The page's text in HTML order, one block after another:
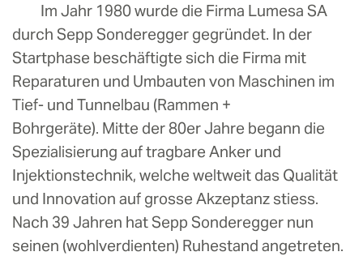
Im Jahr 1980 wurde die Firma Lumesa SA
durch Sepp Sonderegger gegründet. In der
Startphase beschäftigte sich die Firma mit
Reparaturen und Umbauten von Maschinen im
Tief- und Tunnelbau (Rammen +
Bohrgeräte). Mitte der 80er Jahre begann die
Spezialisierung auf tragbare Anker und
Injektionstechnik, welche weltweit das Qualität
und Innovation auf grosse Akzeptanz stiess.
Nach 39 Jahren hat Sepp Sonderegger nun
seinen (wohlverdienten) Ruhestand angetreten.